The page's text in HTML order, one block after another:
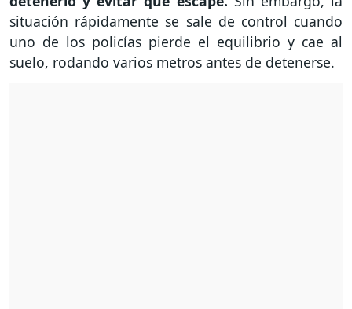
situación rápidamente se sale de control cuando
uno de los policías pierde el equilibrio y cae al
suelo, rodando varios metros antes de detenerse.